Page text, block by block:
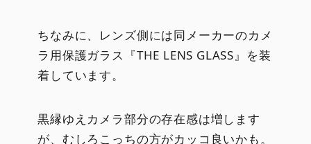
ちなみに、レンズ側には同メーカーのカメ
ラ用保護ガラス『THE LENS GLASS』を装
着しています。
黒縁ゆえカメラ部分の存在感は増します
が、むしろこっちの方がカッコ良いかも。